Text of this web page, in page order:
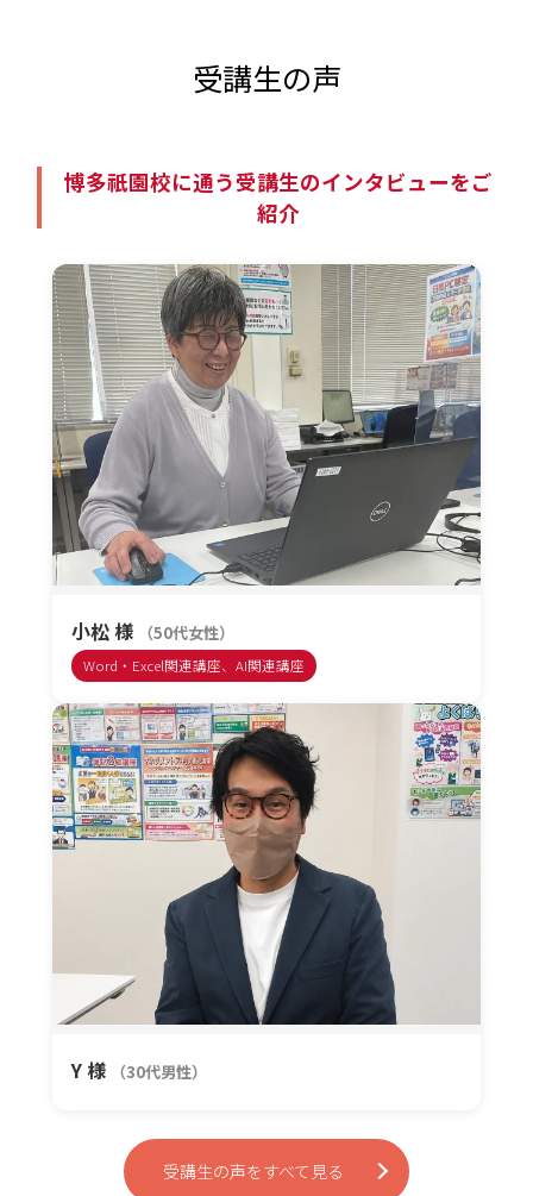
受講生の声
博多祇園校に通う受講生のインタビューをご
紹介
小松 様 （50代女性）
Word・Excel関連講座、AI関連講座
Y 様 （30代男性）
受講生の声をすべて見る